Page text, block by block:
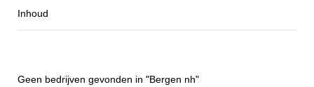
Inhoud
Geen bedrijven gevonden in "Bergen nh"